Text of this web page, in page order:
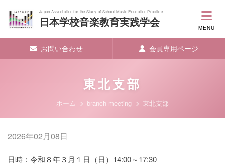
Japan Association for the Study of School Music Education Practice
日本学校音楽教育実践学会 MENU
お問い合わせ 会員専用ページ
東北支部
ホーム branch-meeting 東北支部
2026年02月08日
日時：令和８年３月１日（日）14:00～17:30